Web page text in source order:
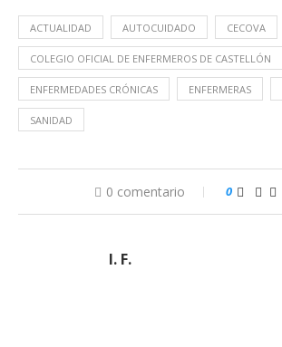
ACTUALIDAD AUTOCUIDADO CECOVA
COLEGIO OFICIAL DE ENFERMEROS DE CASTELLÓN
ENFERMEDADES CRÓNICAS ENFERMERAS
SANIDAD
0 comentario 0
I. F.